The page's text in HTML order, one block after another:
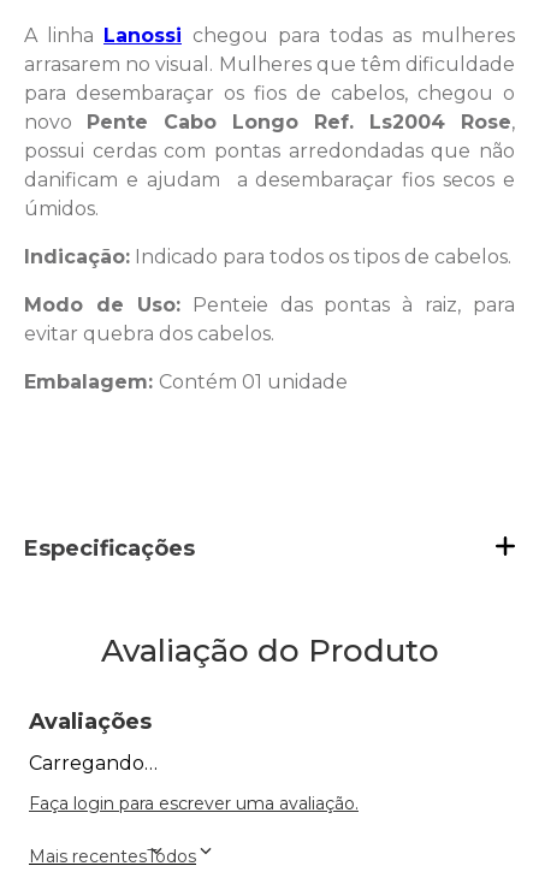
A linha Lanossi chegou para todas as mulheres
arrasarem no visual. Mulheres que têm dificuldade
para desembaraçar os fios de cabelos, chegou o
novo Pente Cabo Longo Ref. Ls2004 Rose,
possui cerdas com pontas arredondadas que não
danificam e ajudam a desembaraçar fios secos e
úmidos.
Indicação: Indicado para todos os tipos de cabelos.
Modo de Uso:Penteie das pontas à raiz, para
evitar quebra dos cabelos.
Embalagem: Contém 01 unidade
Especificações
Avaliação do Produto
Avaliações
Carregando…
Faça login para escrever uma avaliação.
Mais recentesTodos